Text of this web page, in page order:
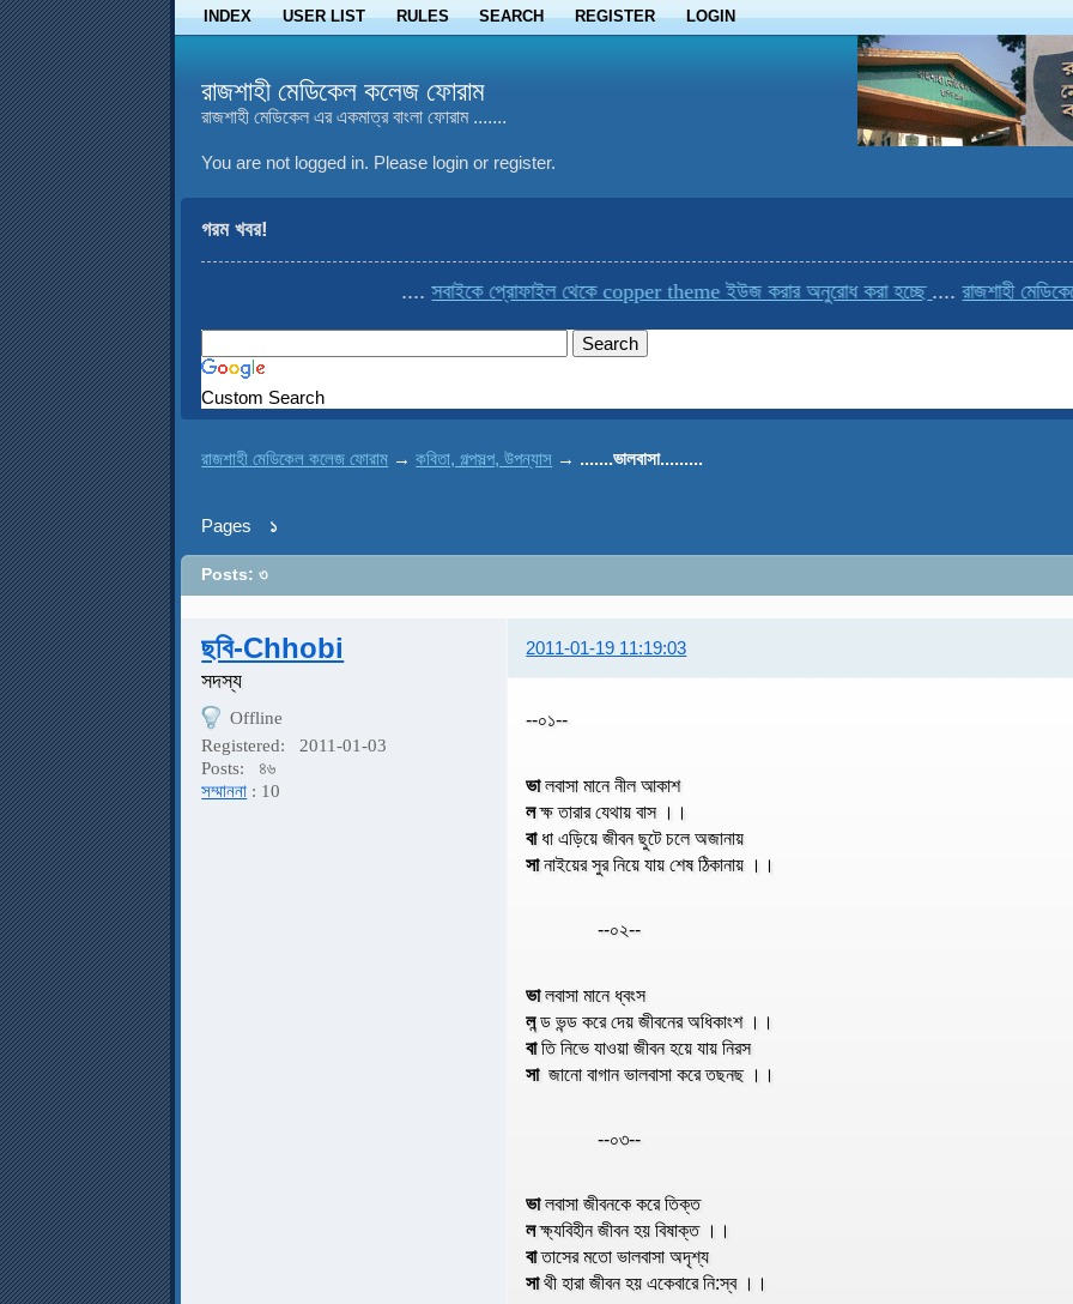
INDEX USER LIST RULES SEARCH REGISTER LOGIN
রাজশাহী মেডিকেল কলেজ ফোরাম
রাজশাহী মেডিকেল এর একমাত্র বাংলা ফোরাম .......
You are not logged in. Please login or register.
গরম খবর!
সবাইকে প্রোফাইল থেকে copper theme ইউজ করার অনুরোধ করা হচ্ছে.... রাজশাহী
Custom Search
রাজশাহী মেডিকেল কলেজ ফোরাম →কবিতা, গল্পসল্প, উপন্যাস → .......ভালবাসা.........
Pages ১
Posts: ৩
ছবি-Chhobi 2011-01-19 11:19:03
সদস্য
Offline
Registered:
2011-01-03
Posts:
৪৬
সম্মাননা : 10
--০১--
ভালবাসা মানে নীল আকাশ
লক্ষ তারার যেথায় বাস ।।
বা ধা এড়িয়ে জীবন ছুটে চলে অজানায়
সানাইয়ের সুর নিয়ে যায় শেষ ঠিকানায় ।।
--০২--
ভালবাসা মানে ধ্বংস
লন্ড ভন্ড করে দেয় জীবনের অধিকাংশ ।।
বাতি নিভে যাওয়া জীবন হয়ে যায় নিরস
সাজানো বাগান ভালবাসা করে তছনছ ।।
--০৩--
ভালবাসা জীবনকে করে তিক্ত
লক্ষ্যবিহীন জীবন হয় বিষাক্ত ।।
বাতাসের মতো ভালবাসা অদৃশ্য
সাথী হারা জীবন হয় একেবারে নি:স্ব ।।